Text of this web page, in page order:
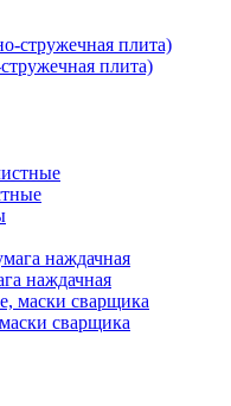
плита)
наждачная
сварщика